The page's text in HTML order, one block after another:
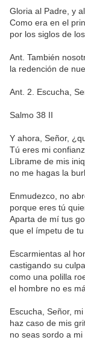
Gloria al Padre, y
Como era en el
por los siglos de
Ant. También
la redención de
Ant. 2. Escucha,
Salmo 38 II
Y ahora, Señor,
Tú eres mi
Líbrame de mis
no me hagas la
Enmudezco, no
porque eres tú
Aparta de mí tus
que el ímpetu de tu
Escarmientas al
castigando su
como una polilla
el hombre no es
Escucha, Señor, mi
haz caso de mis
no seas sordo a mi